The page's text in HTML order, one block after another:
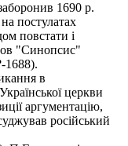
1690 р.
постулатах
повстати і
"Синопсис"
1688).
в
церкви
аргументацію,
російський